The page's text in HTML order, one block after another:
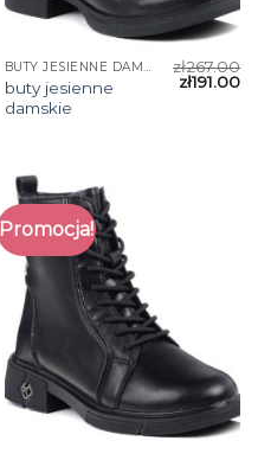
BUTY JESIENNE DAMSKIE
buty jesienne
damskie
zł267.00
zł191.00
Promocja!